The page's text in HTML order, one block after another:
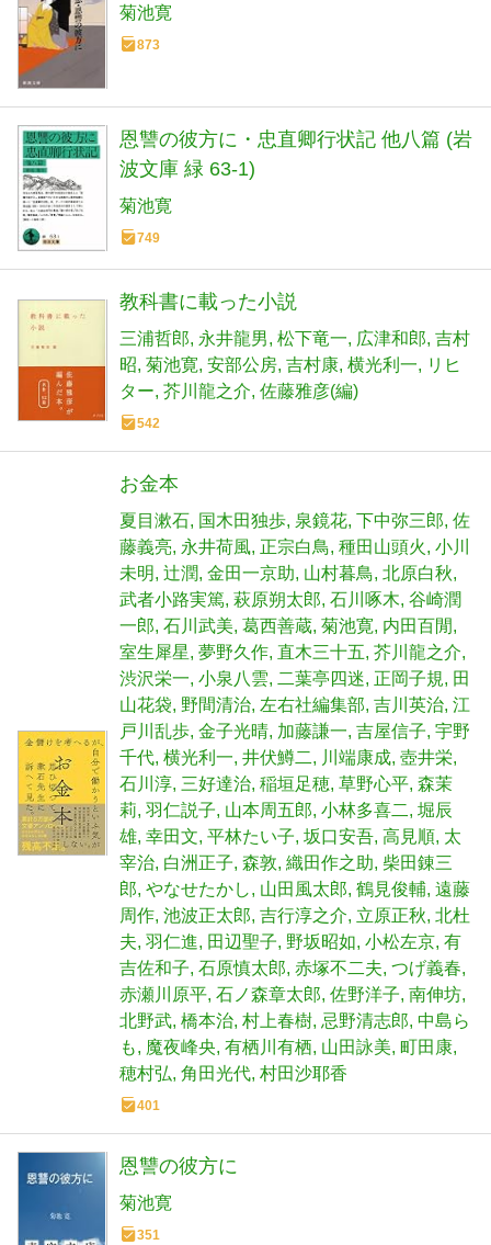
菊池寛
873
恩讐の彼方に・忠直卿行状記 他八篇 (岩
波文庫 緑 63-1)
菊池寛
749
教科書に載った小説
三浦哲郎 永井龍男 松下竜一 広津和郎 吉村
昭 菊池寛 安部公房 吉村康 横光利一
リヒ
ター 芥川龍之介 佐藤雅彦(編)
542
お金本
夏目漱石 国木田独歩 泉鏡花 下中弥三郎 佐
藤義亮 永井荷風 正宗白鳥 種田山頭火 小川
未明 辻潤 金田一京助 山村暮鳥 北原白秋
武者小路実篤 萩原朔太郎 石川啄木 谷崎潤
一郎 石川武美 葛西善蔵 菊池寛 内田百閒
室生犀星 夢野久作 直木三十五 芥川龍之介
渋沢栄一 小泉八雲 二葉亭四迷 正岡子規
田
山花袋 野間清治 左右社編集部 吉川英治 江
戸川乱歩 金子光晴 加藤謙一 吉屋信子 宇野
千代 横光利一 井伏鱒二 川端康成 壺井栄
石川淳 三好達治 稲垣足穂 草野心平 森茉
莉 羽仁説子 山本周五郎 小林多喜二 堀辰
雄 幸田文 平林たい子 坂口安吾 高見順 太
宰治 白洲正子 森敦 織田作之助 柴田錬三
郎 やなせたかし 山田風太郎 鶴見俊輔 遠藤
周作 池波正太郎 吉行淳之介 立原正秋 北杜
夫 羽仁進 田辺聖子 野坂昭如 小松左京 有
吉佐和子 石原慎太郎 赤塚不二夫 つげ義春
赤瀬川原平 石ノ森章太郎 佐野洋子 南伸坊
北野武 橋本治 村上春樹 忌野清志郎 中島ら
も
魔夜峰央 有栖川有栖 山田詠美 町田康
穂村弘 角田光代 村田沙耶香
401
恩讐の彼方に
菊池寛
351